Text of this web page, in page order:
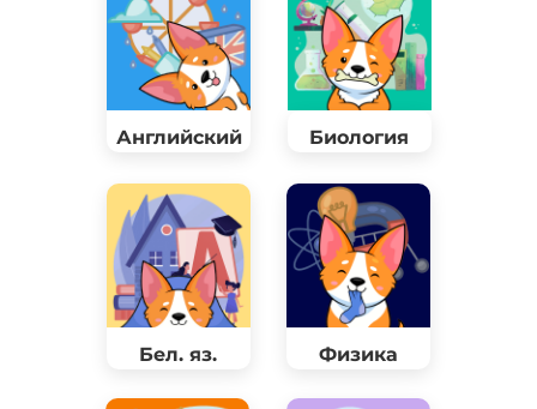
Английский Биология
Бел. яз. Физика